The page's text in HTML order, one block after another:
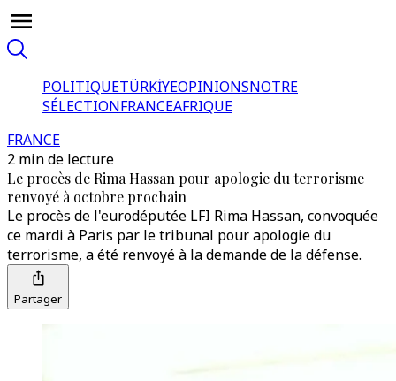
POLITIQUETÜRKİYEOPINIONSNOTRE
SÉLECTIONFRANCEAFRIQUE
FRANCE
2 min de lecture
Le procès de Rima Hassan pour apologie du terrorisme
renvoyé à octobre prochain
Le procès de l'eurodéputée LFI Rima Hassan, convoquée
ce mardi à Paris par le tribunal pour apologie du
terrorisme, a été renvoyé à la demande de la défense.
Partager